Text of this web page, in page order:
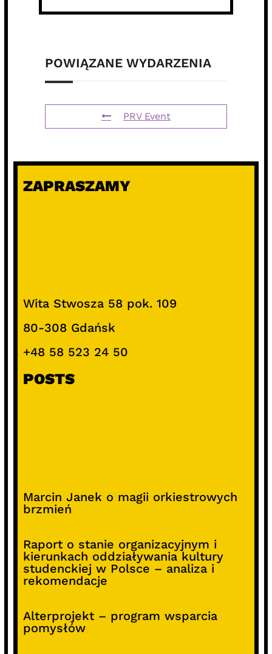
POWIĄZANE WYDARZENIA
PRV Event
ZAPRASZAMY
Wita Stwosza 58 pok. 109
80-308 Gdańsk
+48 58 523 24 50
POSTS
Marcin Janek o magii orkiestrowych
brzmień
Raport o stanie organizacyjnym i
kierunkach oddziaływania kultury
studenckiej w Polsce – analiza i
rekomendacje
Alterprojekt – program wsparcia
pomysłów